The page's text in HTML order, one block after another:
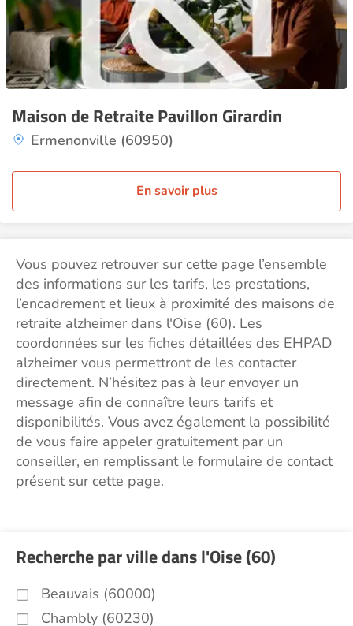
Maison de Retraite Pavillon Girardin
Ermenonville (60950)
En savoir plus
Vous pouvez retrouver sur cette page l’ensemble
des informations sur les tarifs, les prestations,
l’encadrement et lieux à proximité des maisons de
retraite alzheimer dans l'Oise (60). Les
coordonnées sur les fiches détaillées des EHPAD
alzheimer vous permettront de les contacter
directement. N’hésitez pas à leur envoyer un
message afin de connaître leurs tarifs et
disponibilités. Vous avez également la possibilité
de vous faire appeler gratuitement par un
conseiller, en remplissant le formulaire de contact
présent sur cette page.
Recherche par ville dans l'Oise (60)
Beauvais (60000)
Chambly (60230)